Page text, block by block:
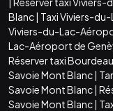
Blanc| Taxi Viviers-
Viviers-du-Lac-
Lac-Aéroport de
Réserver taxi Bourdeau
Savoie Mont Blanc|
Savoie Mont Blanc|
Savoie Mont Blanc|